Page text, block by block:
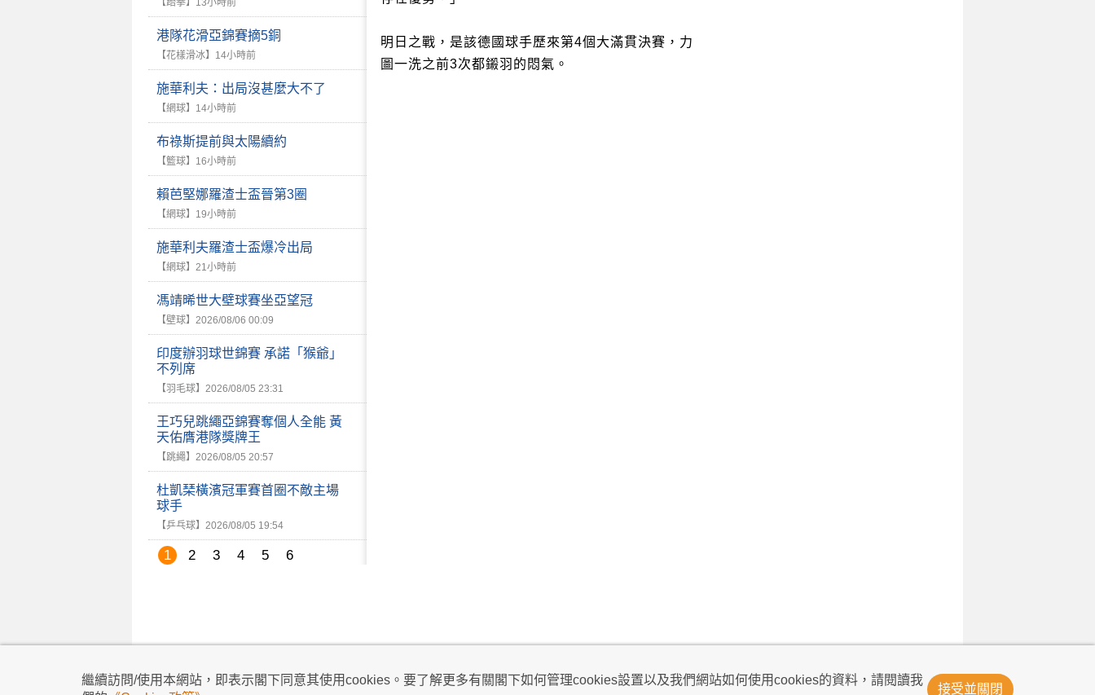
【跆拳】 13小時前
港隊花滑亞錦賽摘5銅
【花樣滑冰】 14小時前
施華利夫：出局沒甚麼大不了
【網球】 14小時前
布祿斯提前與太陽續約
【籃球】 16小時前
賴芭堅娜羅渣士盃晉第3圈
【網球】 19小時前
施華利夫羅渣士盃爆冷出局
【網球】 21小時前
馮靖晞世大壁球賽坐亞望冠
【壁球】 2026/08/06 00:09
印度辦羽球世錦賽 承諾「猴爺」
不列席
【羽毛球】 2026/08/05 23:31
王巧兒跳繩亞錦賽奪個人全能 黃
天佑膺港隊獎牌王
【跳繩】 2026/08/05 20:57
杜凱琹橫濱冠軍賽首圈不敵主場
球手
【乒乓球】 2026/08/05 19:54
1 2 3 4 5 6
明日之戰，是該德國球手歷來第4個大滿貫決賽，力
圖一洗之前3次都鎩羽的悶氣。
繼續訪問/使用本網站，即表示閣下同意其使用cookies。要了解更多有關閣下如何管理cookies設置以及我們網站如何使用cookies的資料，請閱讀我
接受並關閉
私隱政策 | 使用條款 免責及著作權聲明 © Now TV Limited 2011-2026 著作權所有